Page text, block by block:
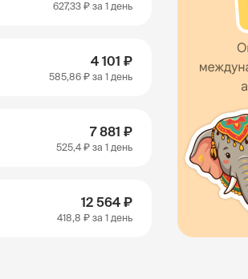
627,33 ₽ за 1 день
4 101 ₽
585,86 ₽ за 1 день
7 881 ₽
525,4 ₽ за 1 день
12 564 ₽
418,8 ₽ за 1 день